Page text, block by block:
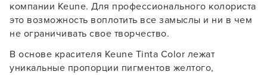
компании Keune. Для профессионального колориста
это возможность воплотить все замыслы и ни в чем
не ограничивать свое творчество.
В основе красителя Keune Tinta Color лежат
уникальные пропорции пигментов желтого,